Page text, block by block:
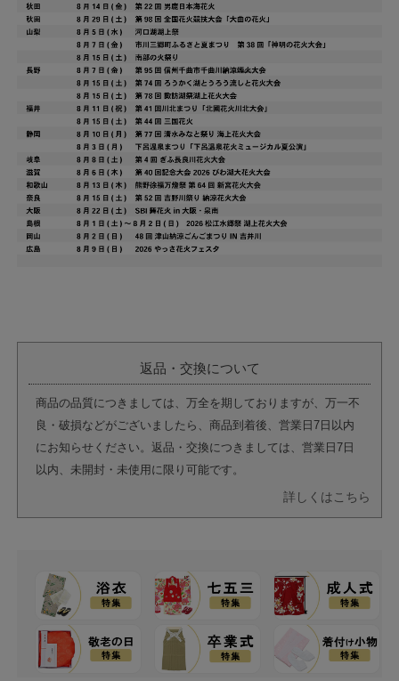
返品・交換について
商品の品質につきましては、万全を期しておりますが、万一不
良・破損などがございましたら、商品到着後、営業日7日以内
にお知らせください。返品・交換につきましては、営業日7日
以内、未開封・未使用に限り可能です。
詳しくはこちら